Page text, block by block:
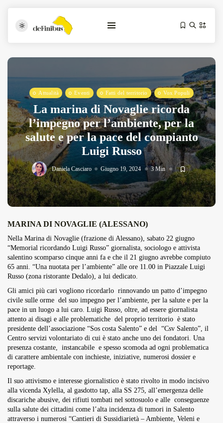
Iosonouncane A Lecce: Concerto Acustico...
Luglio 17, 2026 13 Min
Tarantarte Al Festival De Fès...
Giugno 4, 2026 15 Min
Maggio 29, 2026
Attualità Eventi Fatti del territorio Vox Populi
La marina di Novaglie ricorda
l’impegno per l’ambiente, per la
salute e per la pace del compianto
Luigi Russo
Daniela Casciaro Giugno 19, 2024 3 Min
MARINA DI NOVAGLIE (ALESSANO)
Nella Marina di Novaglie (frazione di Alessano), sabato 22 giugno
“Memorial ricordando Luigi Russo” giornalista, sociologo e attivista
salentino scomparso cinque anni fa e che il 21 giugno avrebbe compiuto
65 anni. “Una nuotata per l’ambiente” alle ore 11.00 in Piazzale Luigi
Russo (zona ristorante Dedalo), a lui dedicato.
Gli amici più cari vogliono ricordarlo rinnovando un patto d’impegno
civile sulle orme del suo impegno per l’ambiente, per la salute e per la
pace in un luogo a lui caro. Luigi Russo, oltre, ad essere giornalista
attento ai disagi e alle problematiche del proprio territorio è stato
presidente dell’associazione “Sos costa Salento” e del “Csv Salento”, il
Centro servizi volontariato di cui è stato anche uno dei fondatori. Una
presenza costante, instancabile e spesso scomoda ad ogni problematica
di carattere ambientale con inchieste, iniziative, numerosi dossier e
reportage.
Il suo attivismo e interesse giornalistico è stato rivolto in modo incisivo
alla vicenda Xylella, al gasdotto tap, alla SS 275, all’emergenza delle
discariche abusive, dei rifiuti tombati nel sottosuolo e alle conseguenze
sulla salute dei cittadini come l’alta incidenza di tumori in Salento
attraverso i numerosi “Cantieri di Sussidiarietà – Ambiente, Veleni e